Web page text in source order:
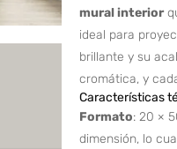
mural interior
ideal para
brillante y su
cromática, y
Características
Formato: 20 ×
dimensión, lo